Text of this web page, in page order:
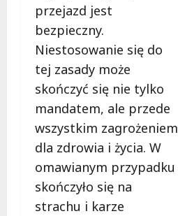
przejazd jest
bezpieczny.
Niestosowanie się do
tej zasady może
skończyć się nie tylko
mandatem, ale przede
wszystkim zagrożeniem
dla zdrowia i życia. W
omawianym przypadku
skończyło się na
strachu i karze